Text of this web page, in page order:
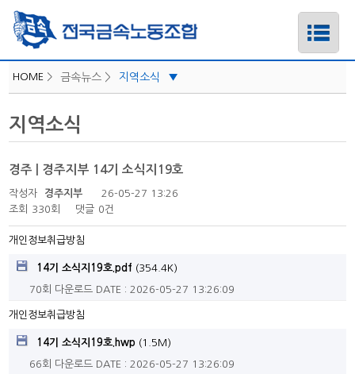
HOME > 금속뉴스 > 지역소식 ▼
지역소식
경주 | 경주지부 14기 소식지19호
작성자 경주지부
26-05-27 13:26
조회
330회 댓글 0건
개인정보취급방침
14기 소식지19호.pdf (354.4K)
70회 다운로드 DATE : 2026-05-27 13:26:09
개인정보취급방침
14기 소식지19호.hwp (1.5M)
66회 다운로드 DATE : 2026-05-27 13:26:09